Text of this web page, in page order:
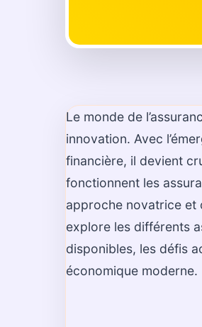
Le monde de
innovation. Avec
financière, il devient
fonctionnent les
approche novatrice et
explore les différents
disponibles, les défis
économique moderne.